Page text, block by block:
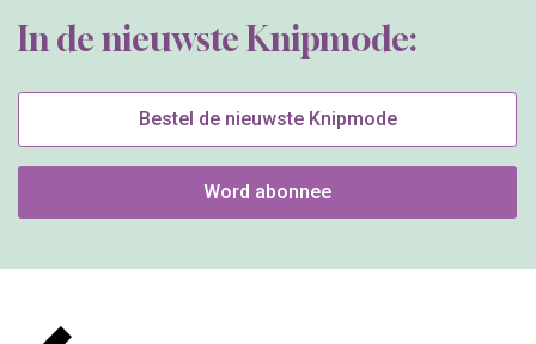
In de nieuwste Knipmode:
Bestel de nieuwste Knipmode
Word abonnee